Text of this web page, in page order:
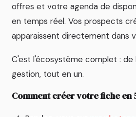
offres et votre agenda de
en temps réel. Vos prospects
apparaissent directement dans
C'est l'écosystème complet : de
gestion, tout en un.
Comment créer votre fiche en